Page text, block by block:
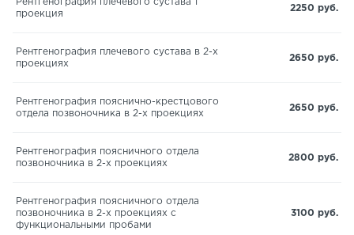
Рентгенография плечевого сустава 1
проекция
2250 руб.
Рентгенография плечевого сустава в 2-х
проекциях
2650 руб.
Рентгенография пояснично-крестцового
отдела позвоночника в 2-х проекциях
2650 руб.
Рентгенография поясничного отдела
позвоночника в 2-х проекциях
2800 руб.
Рентгенография поясничного отдела
позвоночника в 2-х проекциях с
функциональными пробами
3100 руб.